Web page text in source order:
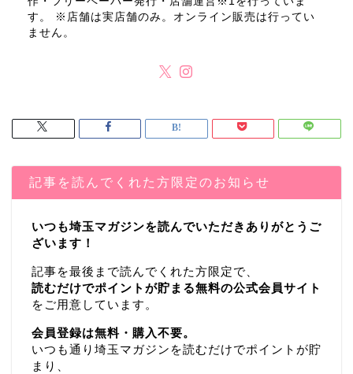
す。 ※店舗は実店舗のみ。オンライン販売は行ってい
ません。
記事を読んでくれた方限定のお知らせ
いつも埼玉マガジンを読んでいただきありがとうご
ざいます！
記事を最後まで読んでくれた方限定で、
読むだけでポイントが貯まる無料の公式会員サイト
をご用意しています。
会員登録は無料・購入不要。
いつも通り埼玉マガジンを読むだけでポイントが貯
まり、